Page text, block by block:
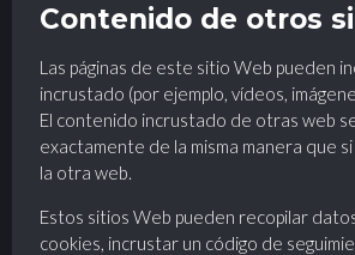
Contenido de otros
Las páginas de este sitio Web pueden
incrustado (por ejemplo, vídeos,
El contenido incrustado de otras web
exactamente de la misma manera que
la otra web.
Estos sitios Web pueden recopilar
cookies, incrustar un código de